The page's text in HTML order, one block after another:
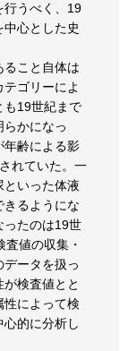
行うべく、19
心とした史
ること自体は
ゴリーによ
も19世紀まで
かになっ
年齢による影
れていた。一
いった体液
きるようにな
ったのは19世
値の収集・
ータを扱っ
検査値とと
性によって検
的に分析し